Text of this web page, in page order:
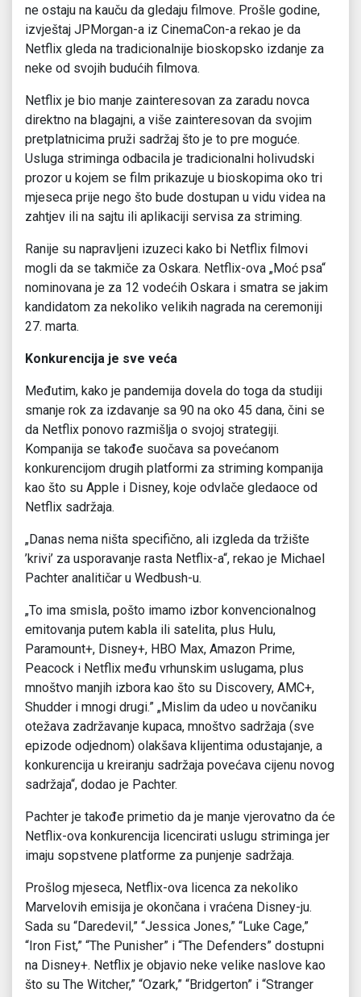
ne ostaju na kauču da gledaju filmove. Prošle godine,
izvještaj JPMorgan-a iz CinemaCon-a rekao je da
Netflix gleda na tradicionalnije bioskopsko izdanje za
neke od svojih budućih filmova.
Netflix je bio manje zainteresovan za zaradu novca
direktno na blagajni, a više zainteresovan da svojim
pretplatnicima pruži sadržaj što je to pre moguće.
Usluga striminga odbacila je tradicionalni holivudski
prozor u kojem se film prikazuje u bioskopima oko tri
mjeseca prije nego što bude dostupan u vidu videa na
zahtjev ili na sajtu ili aplikaciji servisa za striming.
Ranije su napravljeni izuzeci kako bi Netflix filmovi
mogli da se takmiče za Oskara. Netflix-ova „Moć psa“
nominovana je za 12 vodećih Oskara i smatra se jakim
kandidatom za nekoliko velikih nagrada na ceremoniji
27. marta.
Konkurencija je sve veća
Međutim, kako je pandemija dovela do toga da studiji
smanje rok za izdavanje sa 90 na oko 45 dana, čini se
da Netflix ponovo razmišlja o svojoj strategiji.
Kompanija se takođe suočava sa povećanom
konkurencijom drugih platformi za striming kompanija
kao što su Apple i Disney, koje odvlače gledaoce od
Netflix sadržaja.
„Danas nema ništa specifično, ali izgleda da tržište
’krivi’ za usporavanje rasta Netflix-a“, rekao je Michael
Pachter analitičar u Wedbush-u.
„To ima smisla, pošto imamo izbor konvencionalnog
emitovanja putem kabla ili satelita, plus Hulu,
Paramount+, Disney+, HBO Max, Amazon Prime,
Peacock i Netflix među vrhunskim uslugama, plus
mnoštvo manjih izbora kao što su Discovery, AMC+,
Shudder i mnogi drugi.” „Mislim da udeo u novčaniku
otežava zadržavanje kupaca, mnoštvo sadržaja (sve
epizode ​​odjednom) olakšava klijentima odustajanje, a
konkurencija u kreiranju sadržaja povećava cijenu novog
sadržaja“, dodao je Pachter.
Pachter je takođe primetio da je manje vjerovatno da će
Netflix-ova konkurencija licencirati uslugu striminga jer
imaju sopstvene platforme za punjenje sadržaja.
Prošlog mjeseca, Netflix-ova licenca za nekoliko
Marvelovih emisija je okončana i vraćena Disney-ju.
Sada su “Daredevil,” “Jessica Jones,” “Luke Cage,”
“Iron Fist,” “The Punisher” i “The Defenders” dostupni
na Disney+. Netflix je objavio neke velike naslove kao
što su The Witcher,” “Ozark,” “Bridgerton” i “Stranger